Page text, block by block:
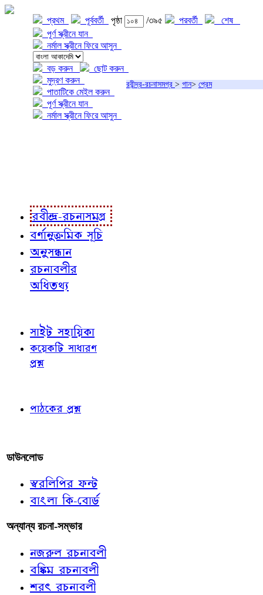
প্রথম পূর্ববর্তী পৃষ্ঠা /৩৯৫ পরবর্তী
শেষ
পূর্ণ স্ক্রীনে যান
নর্মাল স্ক্রীনে ফিরে আসুন
বড় করুন
ছোট করুন
মুদ্রণ করুন
পাতাটিকে মেইল করুন
পূর্ণ স্ক্রীনে যান
নর্মাল স্ক্রীনে ফিরে আসুন
রবীন্দ্র-রচনাসমগ্র > গান> প্রেম
রবীন্দ্র-রচনাসমগ্র
বর্ণানুক্রমিক সূচি
অনুসন্ধান
রচনাবলীর
অধিতথ্য
সাইট সহায়িকা
কয়েকটি সাধারণ
প্রশ্ন
পাঠকের প্রশ্ন
ডাউনলোড
স্বরলিপির ফন্ট
বাংলা কি-বোর্ড
অন্যান্য রচনা-সম্ভার
নজরুল রচনাবলী
বঙ্কিম রচনাবলী
শরৎ রচনাবলী